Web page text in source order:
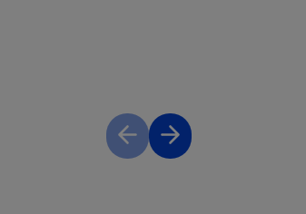
Previous
slide
Next
slide